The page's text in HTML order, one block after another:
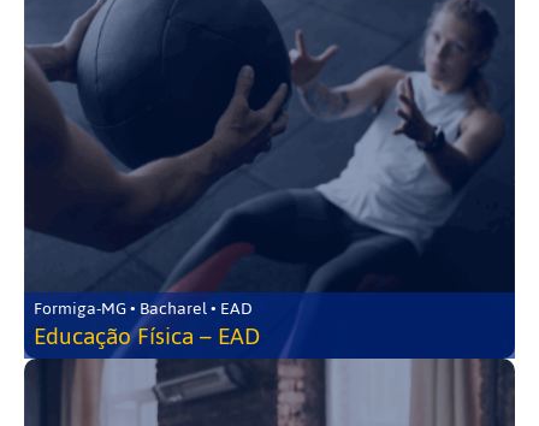
Formiga-MG • Bacharel • EAD
Educação Física – EAD